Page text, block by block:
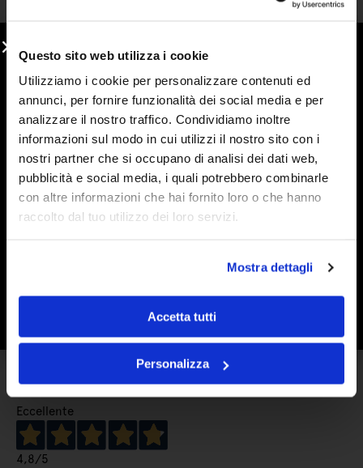
Questo sito web utilizza i cookie
Utilizziamo i cookie per personalizzare contenuti ed
annunci, per fornire funzionalità dei social media e per
analizzare il nostro traffico. Condividiamo inoltre
informazioni sul modo in cui utilizzi il nostro sito con i
nostri partner che si occupano di analisi dei dati web,
pubblicità e social media, i quali potrebbero combinarle
con altre informazioni che hai fornito loro o che hanno
raccolto dal tuo utilizzo dei loro servizi.
Mostra dettagli
Accetta tutti
Personalizza
Dolce al cucchiaio con amaretti e
Spalmabile Cioccolato Bianco e
Mandorla
Questo dolce si può realizzare sia in una pirofila sia, se si
di
Eccellente
4,8/5